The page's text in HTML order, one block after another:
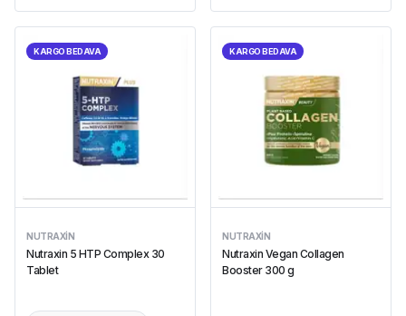
KARGO BEDAVA
NUTRAXIN
Nutraxin 5 HTP Complex 30
Tablet
KARGO BEDAVA
NUTRAXIN
Nutraxin Vegan Collagen
Booster 300 g